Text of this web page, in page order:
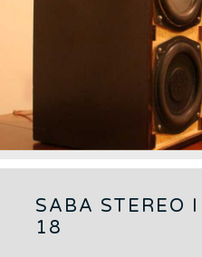
SABA STEREO
18